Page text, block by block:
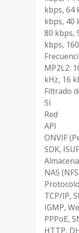
kbps, 64
kbps, 40
80 kbps,
kbps,
MP2L2:
kHz, 16
Filtrado
Sí
Red
API
ONVIF
SDK,
NAS
TCP/IP,
IGMP,
PPPoE,
HTTP,